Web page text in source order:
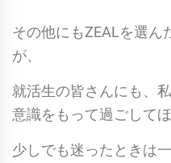
その他にもZEALを選ん
が、
就活生の皆さんにも、
意識をもって過ごしてほ
少しでも迷ったときは